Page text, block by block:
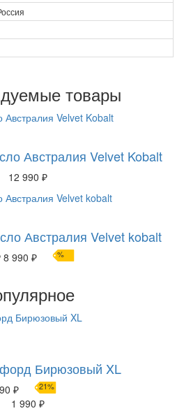
товары
Австралия Velvet Kobalt
12 990 ₽
Австралия Velvet kobalt
8 990 ₽ %
Бирюзовый XL
₽ 21%
1 990 ₽